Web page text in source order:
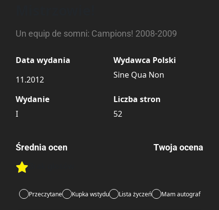
Un equip de somni: Campions! 2008-2009
Data wydania
11.2012
Wydawca Polski
Sine Qua Non
Wydanie
I
Liczba stron
52
Średnia ocen
Rate this item:
Twoja ocena
Przeczytane Kupka wstydu Lista życzeń Mam autograf